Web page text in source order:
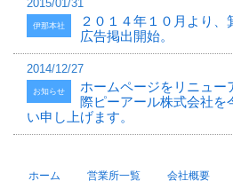
2015/01/31
伊那本社
２０１４年１０月より、
広告掲出開始。
2014/12/27
お知らせ
ホームページをリニュー
際ピーアール株式会社を
い申し上げます。
ホーム 営業所一覧 会社概要